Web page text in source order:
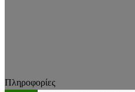
Πληροφορίες